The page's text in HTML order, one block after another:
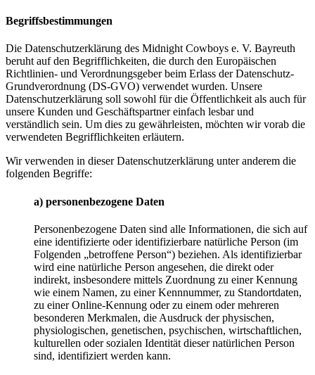
Begriffsbestimmungen
Die Datenschutzerklärung des Midnight Cowboys e. V. Bayreuth
beruht auf den Begrifflichkeiten, die durch den Europäischen
Richtlinien- und Verordnungsgeber beim Erlass der Datenschutz-
Grundverordnung (DS-GVO) verwendet wurden. Unsere
Datenschutzerklärung soll sowohl für die Öffentlichkeit als auch für
unsere Kunden und Geschäftspartner einfach lesbar und
verständlich sein. Um dies zu gewährleisten, möchten wir vorab die
verwendeten Begrifflichkeiten erläutern.
Wir verwenden in dieser Datenschutzerklärung unter anderem die
folgenden Begriffe:
a) personenbezogene Daten
Personenbezogene Daten sind alle Informationen, die sich auf
eine identifizierte oder identifizierbare natürliche Person (im
Folgenden „betroffene Person“) beziehen. Als identifizierbar
wird eine natürliche Person angesehen, die direkt oder
indirekt, insbesondere mittels Zuordnung zu einer Kennung
wie einem Namen, zu einer Kennnummer, zu Standortdaten,
zu einer Online-Kennung oder zu einem oder mehreren
besonderen Merkmalen, die Ausdruck der physischen,
physiologischen, genetischen, psychischen, wirtschaftlichen,
kulturellen oder sozialen Identität dieser natürlichen Person
sind, identifiziert werden kann.